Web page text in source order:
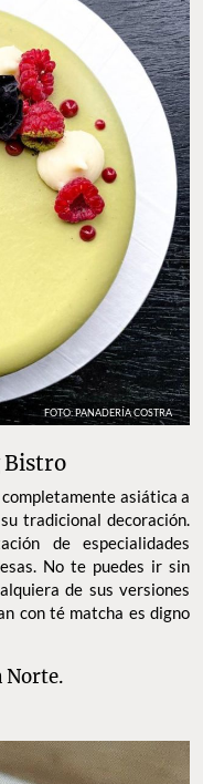
FOTO: PANADERÍA COSTRA
Bistro
asiática a
tradicional decoración.
de especialidades
No te puedes ir sin
de sus versiones
con té matcha es digno
Norte.